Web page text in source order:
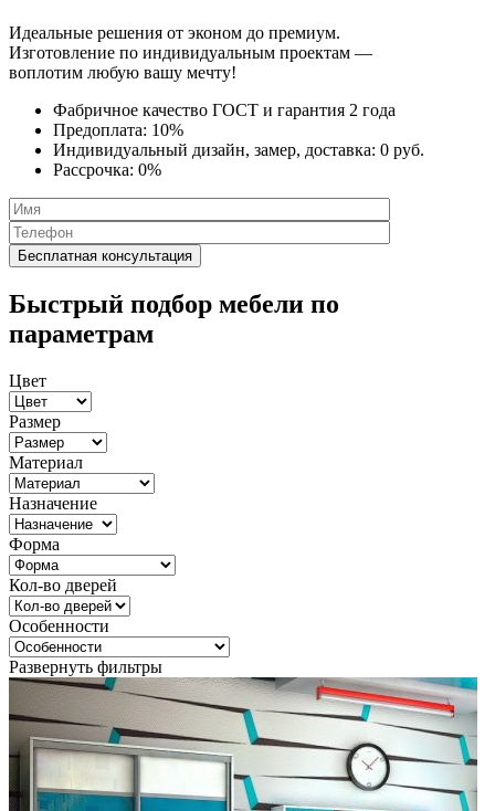
Идеальные решения от эконом до премиум.
Изготовление по индивидуальным проектам —
воплотим любую вашу мечту!
Фабричное качество ГОСТ и гарантия 2 года
Предоплата: 10%
Индивидуальный дизайн, замер, доставка: 0 руб.
Рассрочка: 0%
Быстрый подбор мебели по
параметрам
Цвет
Размер
Материал
Назначение
Форма
Кол-во дверей
Особенности
Развернуть фильтры